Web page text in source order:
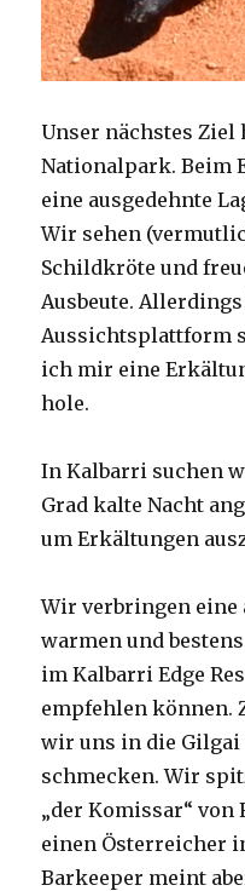
Unser nächstes Ziel
Nationalpark. Beim
eine ausgedehnte
Wir sehen
Schildkröte und
Ausbeute.
Aussichtsplattform
ich mir eine
hole.
In Kalbarri suchen
Grad kalte Nacht
um Erkältungen
Wir verbringen eine
warmen und
im Kalbarri Edge
empfehlen können.
wir uns in die Gilgai
schmecken. Wir
„der Komissar“ von
einen Österreicher
Barkeeper meint